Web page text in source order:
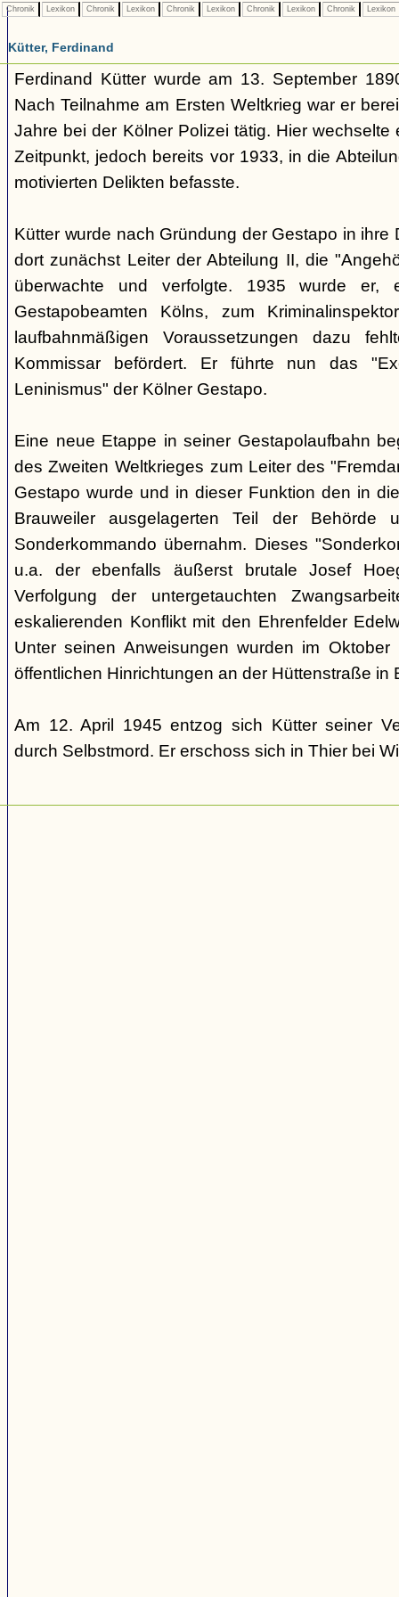
Chronik Lexikon Chronik Lexikon Chronik Lexikon Chronik Lexikon Chronik Lexikon
Kütter, Ferdinand
Ferdinand Kütter wurde am 13. September
Nach Teilnahme am Ersten Weltkrieg war er
Jahre bei der Kölner Polizei tätig. Hier
Zeitpunkt, jedoch bereits vor 1933, in die
motivierten Delikten befasste.
Kütter wurde nach Gründung der Gestapo in ihre
dort zunächst Leiter der Abteilung II, die
überwachte und verfolgte. 1935 wurde er,
Gestapobeamten Kölns, zum
laufbahnmäßigen Voraussetzungen dazu
Kommissar befördert. Er führte nun das
Leninismus" der Kölner Gestapo.
Eine neue Etappe in seiner Gestapolaufbahn
des Zweiten Weltkrieges zum Leiter des
Gestapo wurde und in dieser Funktion den in
Brauweiler ausgelagerten Teil der Behörde
Sonderkommando übernahm. Dieses
u.a. der ebenfalls äußerst brutale Josef
Verfolgung der untergetauchten
eskalierenden Konflikt mit den Ehrenfelder
Unter seinen Anweisungen wurden im
öffentlichen Hinrichtungen an der Hüttenstraße in
Am 12. April 1945 entzog sich Kütter seiner
durch Selbstmord. Er erschoss sich in Thier bei